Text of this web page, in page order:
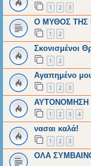
1 2 3
Ο ΜΥΘΟΣ ΤΗΣ
1 2
Σκονισμένοι
1 2
Αγαπημένο
1 2 3
ΑΥΤΟΝΟΜΗΣΗ
1 2 3 4
νασαι καλά!
1 2 3
ΟΛΑ